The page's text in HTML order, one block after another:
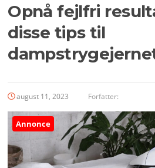
Opnå fejlfri
disse tips til
august 11, 2023 Forfatter:
Annonce